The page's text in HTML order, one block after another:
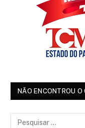
NÃO ENCONTROU O